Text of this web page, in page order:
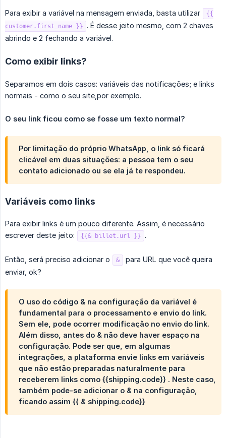
Para exibir a variável na mensagem enviada, basta utilizar
{{
customer.first_name }} . É desse jeito mesmo, com 2 chaves
abrindo e 2 fechando a variável.
Como exibir links?
Separamos em dois casos: variáveis das notificações; e links
normais - como o seu site,por exemplo.
O seu link ficou como se fosse um texto normal?
Por limitação do próprio WhatsApp, o link só ficará
clicável em duas situações: a pessoa tem o seu
contato adicionado ou se ela já te respondeu.
Variáveis como links
Para exibir links é um pouco diferente. Assim, é necessário
escrever deste jeito:
{{& billet.url }} .
Então, será preciso adicionar o &
para URL que você queira
enviar, ok?
O uso do código & na configuração da variável é
fundamental para o processamento e envio do link.
Sem ele, pode ocorrer modificação no envio do link.
Além disso, antes do & não deve haver espaço na
configuração. Pode ser que, em algumas
integrações, a plataforma envie links em variáveis
que não estão preparadas naturalmente para
receberem links como {{shipping.code}} . Neste caso,
também pode-se adicionar o & na configuração,
ficando assim {{ & shipping.code}}